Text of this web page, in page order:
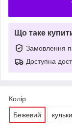
Що таке
Замовлення
Доступна
Колір
Бежевий